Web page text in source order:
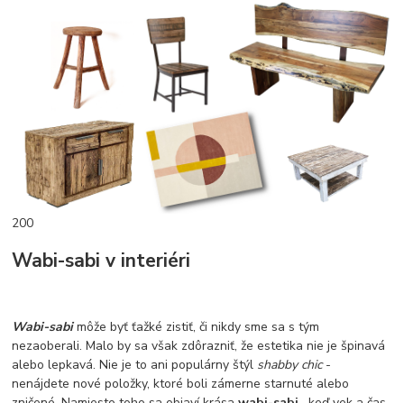
200
Wabi-sabi v interiéri
Wabi-sabimôže byť ťažké zistiť, či nikdy sme sa s tým
nezaoberali. Malo by sa však zdôrazniť, že estetika nie je špinavá
alebo lepkavá. Nie je to ani populárny štýl shabby chic-
nenájdete nové položky, ktoré boli zámerne starnuté alebo